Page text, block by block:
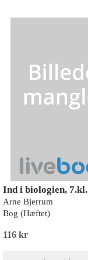
Arne Bjerrum
Bog (Hæftet)
116 kr